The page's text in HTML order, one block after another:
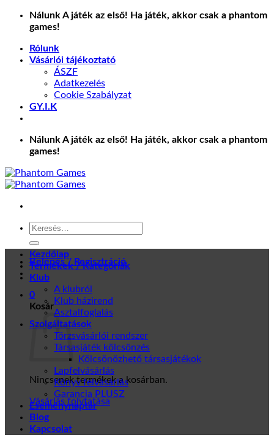
Skip
Nálunk A játék az első! Ha játék, akkor csak a phantom
games!
Rólunk
Vásárlói tájékoztató
ÁSZF
Adatkezelés
Cookie Szabályzat
GY.I.K
Nálunk A játék az első! Ha játék, akkor csak a phantom
games!
Keresés
következőre:
Belépés / Regisztráció
0
Kosár
Nincsenek termékek a kosárban.
Vásárlás folytatása
Kezdőlap
Termékek / Kategóriák
Klub
A klubról
Klub házirend
Asztalfoglalás
Szolgáltatások
Törzsvásárlói rendszer
Társasjáték kölcsönzés
Kölcsönözhető társasjátékok
Lapfelvásárlás
Könyv felvásárlás
Garancia PLUSZ
Eseménynaptár
Blog
Kapcsolat